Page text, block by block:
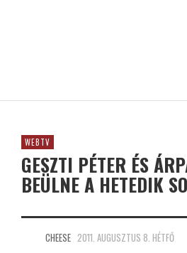
WEBTV
GESZTI PÉTER ÉS
BEÜLNE A HETEDIK
CHEESE 2011. AUGUSZTUS 8. HÉTFŐ